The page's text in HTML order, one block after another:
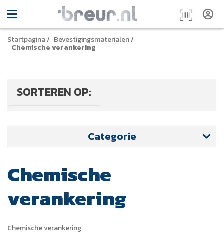
Startpagina/ Bevestigingsmaterialen/
Chemische verankering
SORTEREN OP:
Categorie
Chemische
verankering
Chemische verankering